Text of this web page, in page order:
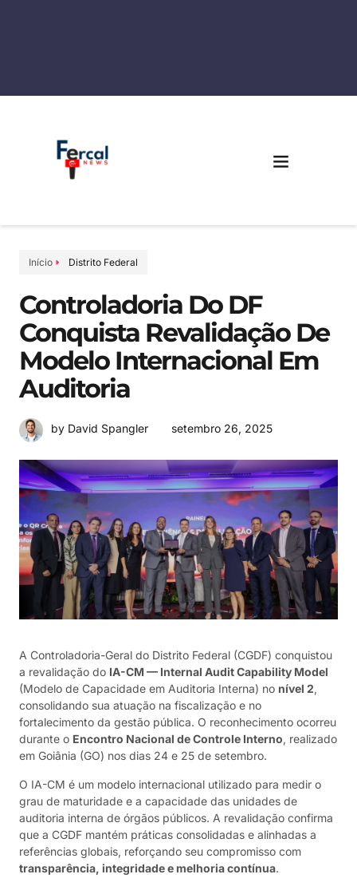
Início Distrito Federal
Controladoria Do DF
Conquista Revalidação De
Modelo Internacional Em
Auditoria
by David Spangler setembro 26, 2025
A Controladoria-Geral do Distrito Federal (CGDF) conquistou
a revalidação do IA-CM — Internal Audit Capability Model
(Modelo de Capacidade em Auditoria Interna) no nível 2,
consolidando sua atuação na fiscalização e no
fortalecimento da gestão pública. O reconhecimento ocorreu
durante o Encontro Nacional de Controle Interno, realizado
em Goiânia (GO) nos dias 24 e 25 de setembro.
O IA-CM é um modelo internacional utilizado para medir o
grau de maturidade e a capacidade das unidades de
auditoria interna de órgãos públicos. A revalidação confirma
que a CGDF mantém práticas consolidadas e alinhadas a
referências globais, reforçando seu compromisso com
transparência, integridade e melhoria contínua.